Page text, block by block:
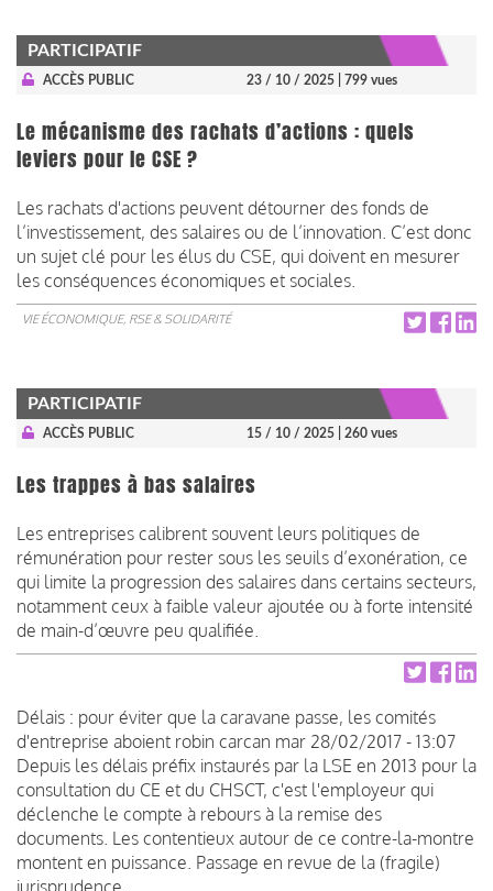
PARTICIPATIF
ACCÈS PUBLIC 23 / 10 / 2025 | 799 vues
Le mécanisme des rachats d’actions : quels
leviers pour le CSE ?
Les rachats d'actions peuvent détourner des fonds de
l’investissement, des salaires ou de l’innovation. C’est donc
un sujet clé pour les élus du CSE, qui doivent en mesurer
les conséquences économiques et sociales.
VIE ÉCONOMIQUE, RSE & SOLIDARITÉ
PARTICIPATIF
ACCÈS PUBLIC 15 / 10 / 2025 | 260 vues
Les trappes à bas salaires
Les entreprises calibrent souvent leurs politiques de
rémunération pour rester sous les seuils d’exonération, ce
qui limite la progression des salaires dans certains secteurs,
notamment ceux à faible valeur ajoutée ou à forte intensité
de main-d’œuvre peu qualifiée.
Délais : pour éviter que la caravane passe, les comités
d'entreprise aboient robin carcan mar 28/02/2017 - 13:07
Depuis les délais préfix instaurés par la LSE en 2013 pour la
consultation du CE et du CHSCT, c'est l'employeur qui
déclenche le compte à rebours à la remise des
documents. Les contentieux autour de ce contre-la-montre
montent en puissance. Passage en revue de la (fragile)
jurisprudence.